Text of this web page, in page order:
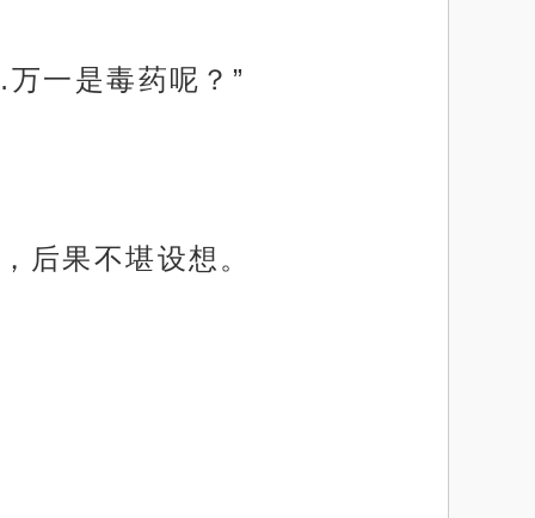
一是毒药呢？”
后果不堪设想。